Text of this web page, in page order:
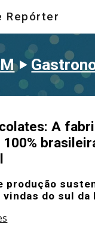
Repórter
‣
A
produção
do sul da